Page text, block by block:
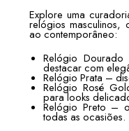
Explore uma
relógios
ao contemporâneo:
Relógio
destacar com
Relógio Prata –
Relógio Rosé
para looks
Relógio Preto –
todas as ocasiões.